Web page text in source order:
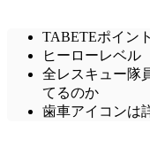
TABETEポイント
ヒーローレベル
全レスキュー隊
てるのか
歯車アイコンは